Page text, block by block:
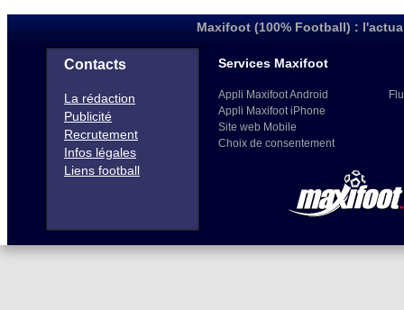
Maxifoot (100% Football) :
Contacts
La rédaction
Publicité
Recrutement
Infos légales
Liens football
Services Maxifoot
Appli Maxifoot Android
Appli Maxifoot iPhone
Site web Mobile
Choix de consentement